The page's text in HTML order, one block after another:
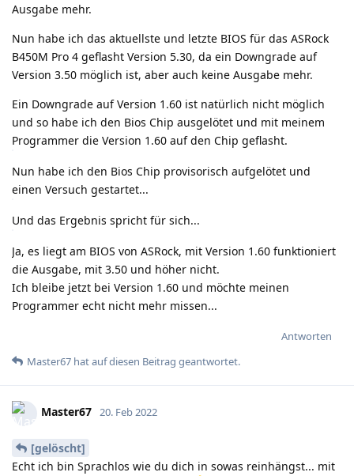
Ausgabe mehr.
Nun habe ich das aktuellste und letzte BIOS für das ASRock
B450M Pro 4 geflasht Version 5.30, da ein Downgrade auf
Version 3.50 möglich ist, aber auch keine Ausgabe mehr.
Ein Downgrade auf Version 1.60 ist natürlich nicht möglich
und so habe ich den Bios Chip ausgelötet und mit meinem
Programmer die Version 1.60 auf den Chip geflasht.
Nun habe ich den Bios Chip provisorisch aufgelötet und
einen Versuch gestartet...
Und das Ergebnis spricht für sich...
Ja, es liegt am BIOS von ASRock, mit Version 1.60 funktioniert
die Ausgabe, mit 3.50 und höher nicht.
Ich bleibe jetzt bei Version 1.60 und möchte meinen
Programmer echt nicht mehr missen...
Antworten
Master67 hatauf diesen Beitrag geantwortet.
Master67 20. Feb 2022
[gelöscht]
Echt ich bin Sprachlos wie du dich in sowas reinhängst... mit